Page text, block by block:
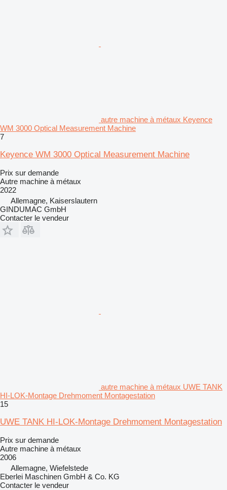
autre machine à métaux Keyence
WM 3000 Optical Measurement Machine
7
Keyence WM 3000 Optical Measurement Machine
Prix sur demande
Autre machine à métaux
2022
Allemagne, Kaiserslautern
GINDUMAC GmbH
Contacter le vendeur
autre machine à métaux UWE TANK
HI-LOK-Montage Drehmoment Montagestation
15
UWE TANK HI-LOK-Montage Drehmoment Montagestation
Prix sur demande
Autre machine à métaux
2006
Allemagne, Wiefelstede
Eberlei Maschinen GmbH & Co. KG
Contacter le vendeur